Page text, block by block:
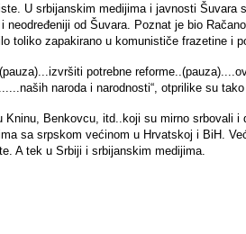
U srbijanskim medijima i javnosti Šuvara
od Šuvara. Poznat je bio
zapakirano u komunističe frazetine i
potrebne
naroda i narodnosti“, otprilike su tako
Benkovcu, itd..koji su mirno srbovali i
sa srpskom većinom u Hrvatskoj i BiH.
A tek u Srbiji i srbijanskim medijima.